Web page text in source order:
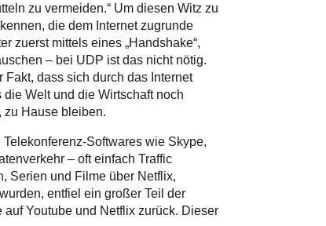
zu vermeiden.“ Um diesen Witz zu
die dem Internet zugrunde
zuerst mittels eines „Handshake“,
– bei UDP ist das nicht nötig.
dass sich durch das Internet
Welt und die Wirtschaft noch
zu Hause bleiben.
Softwares wie Skype,
– oft einfach Traffic
Serien und Filme über Netflix,
entfiel ein großer Teil der
Youtube und Netflix zurück. Dieser